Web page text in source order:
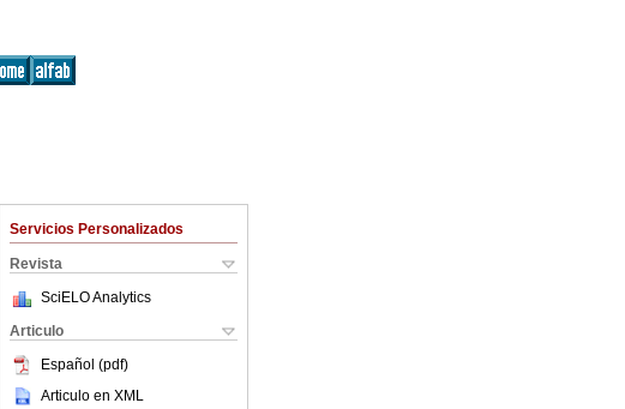
Servicios Personalizados
Revista
SciELO Analytics
Articulo
Español (pdf)
Articulo en XML